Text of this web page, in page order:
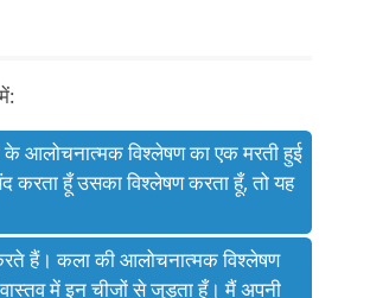
आलोचनात्मक विश्लेषण का एक मरती हुई
हूँ उसका विश्लेषण करता हूँ, तो यह
हैं। कला की आलोचनात्मक विश्लेषण
में इन चीजों से जुड़ता हूँ। मैं अपनी